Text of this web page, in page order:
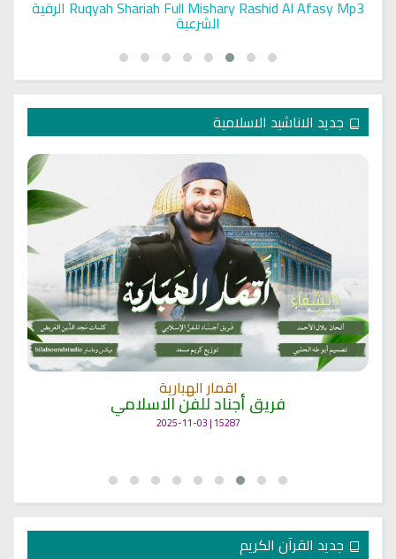
Ruqyah Shariah Full Mishary Rashid Al Afasy Mp3 الرقية
الشرعية
جديد الاناشيد الاسلامية
اقمار الهبارية
فريق أجناد للفن الاسلامي
15287 | 2025-11-03
جديد القرآن الكريم